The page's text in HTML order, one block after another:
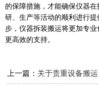
的保障措施，才能确保仪器
研、生产等活动的顺利进行
步，仪器拆装搬运将更加专
更高效的支持。
上一篇： 关于贵重设备搬